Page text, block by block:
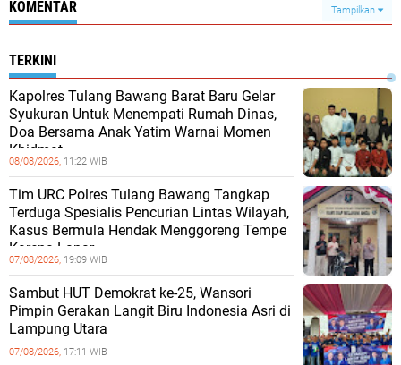
KOMENTAR Tampilkan
TERKINI
Kapolres Tulang Bawang Barat Baru Gelar
Syukuran Untuk Menempati Rumah Dinas,
Doa Bersama Anak Yatim Warnai Momen
Khidmat
08/08/2026, 11:22 WIB
Tim URC Polres Tulang Bawang Tangkap
Terduga Spesialis Pencurian Lintas Wilayah,
Kasus Bermula Hendak Menggoreng Tempe
Karena Lapar
07/08/2026, 19:09 WIB
Sambut HUT Demokrat ke-25, Wansori
Pimpin Gerakan Langit Biru Indonesia Asri di
Lampung Utara
07/08/2026, 17:11 WIB